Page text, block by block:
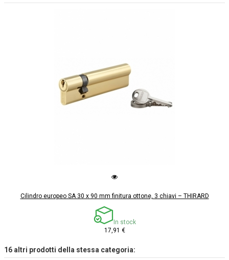
Cilindro europeo SA 30 x 90 mm finitura ottone, 3 chiavi – THIRARD
In stock
17,91 €
16 altri prodotti della stessa categoria: